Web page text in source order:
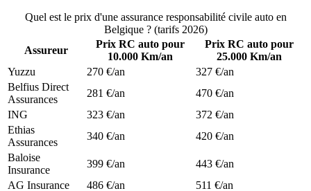
Quel est le prix d'une assurance responsabilité civile auto en
Belgique ? (tarifs 2026)
Assureur
Prix RC auto pour
10.000 Km/an
Prix RC auto pour
25.000 Km/an
Yuzzu
270 €/an
327 €/an
Belfius Direct
Assurances
281 €/an
470 €/an
ING
323 €/an
372 €/an
Ethias
Assurances
340 €/an
420 €/an
Baloise
Insurance
399 €/an
443 €/an
AG Insurance
486 €/an 511 €/an